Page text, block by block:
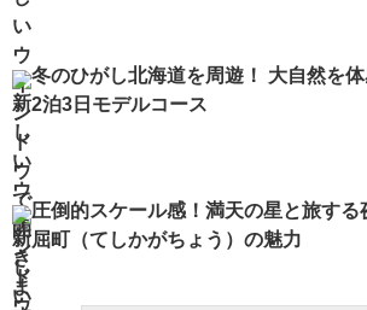
冬のひがし北海道を周遊！ 大自然を
2泊3日モデルコース
圧倒的スケール感！満天の星と旅する
屈町（てしかがちょう）の魅力